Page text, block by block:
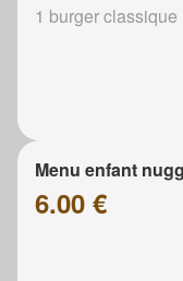
1 burger
Menu enfant
6.00 €